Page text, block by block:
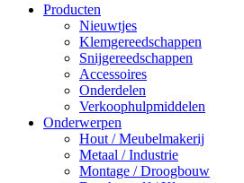
Producten
Nieuwtjes
Klemgereedschappen
Snijgereedschappen
Accessoires
Onderdelen
Verkoophulpmiddelen
Onderwerpen
Hout / Meubelmakerij
Metaal / Industrie
Montage / Droogbouw